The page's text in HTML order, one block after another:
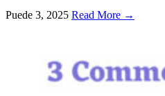
Puede 3, 2025 Read More →